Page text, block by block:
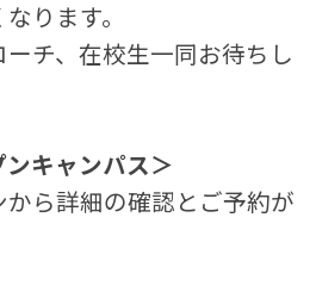
ります。
チ、在校生一同お待ちし
キャンパス＞
から詳細の確認とご予約が